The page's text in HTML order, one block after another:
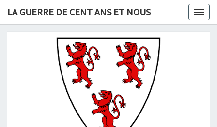
content
LA GUERRE DE CENT ANS ET NOUS